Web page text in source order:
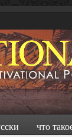
что